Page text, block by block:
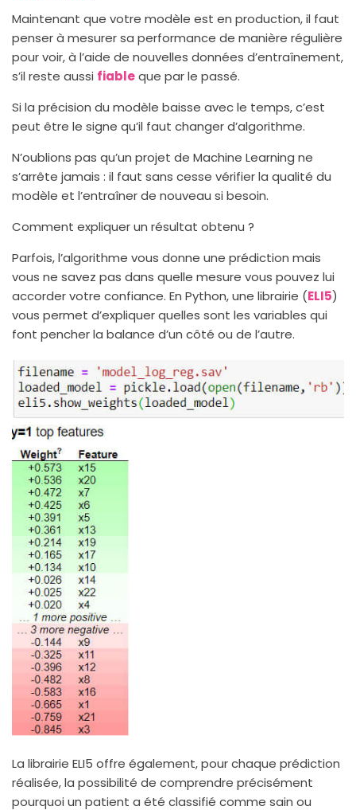
Maintenant que votre modèle est en production, il faut
penser à mesurer sa performance de manière régulière
pour voir, à l’aide de nouvelles données d’entraînement,
s’il reste aussi fiableque par le passé.
Si la précision du modèle baisse avec le temps, c’est
peut être le signe qu’il faut changer d’algorithme.
N’oublions pas qu’un projet de Machine Learning ne
s’arrête jamais : il faut sans cesse vérifier la qualité du
modèle et l’entraîner de nouveau si besoin.
Comment expliquer un résultat obtenu ?
Parfois, l’algorithme vous donne une prédiction mais
vous ne savez pas dans quelle mesure vous pouvez lui
accorder votre confiance. En Python, une librairie (ELI5)
vous permet d’expliquer quelles sont les variables qui
font pencher la balance d’un côté ou de l’autre.
La librairie ELI5 offre également, pour chaque prédiction
réalisée, la possibilité de comprendre précisément
pourquoi un patient a été classifié comme sain ou